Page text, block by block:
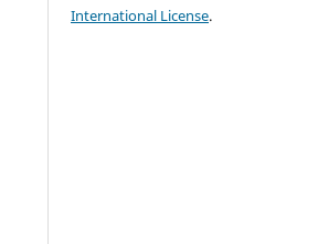
International License.